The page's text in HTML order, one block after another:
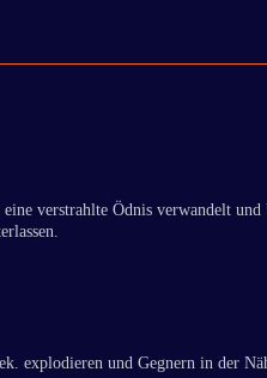
verstrahlte Ödnis verwandelt
explodieren und Gegnern in der